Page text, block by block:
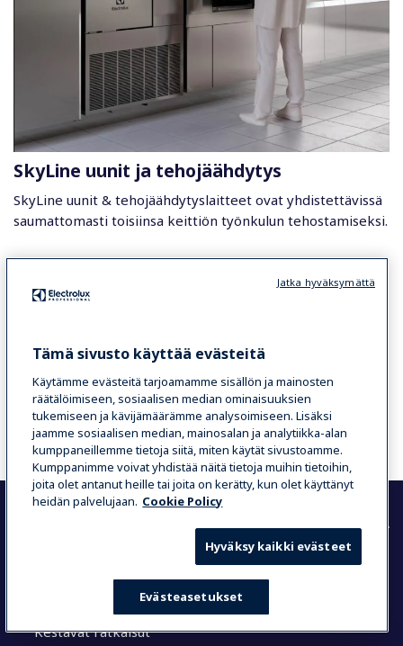
SkyLine uunit ja tehojäähdytys
SkyLine uunit & tehojäähdytyslaitteet ovat yhdistettävissä
saumattomasti toisiinsa keittiön työnkulun tehostamiseksi.
LUE LISÄÄ
Haluatko tietää lisää? Ota meihin
yhteyttä!
Kestävät ratkaisut
Tämä sivusto käyttää evästeitä
Käytämme evästeitä tarjoamamme sisällön ja mainosten
räätälöimiseen, sosiaalisen median ominaisuuksien
tukemiseen ja kävijämäärämme analysoimiseen. Lisäksi
jaamme sosiaalisen median, mainosalan ja analytiikka-alan
kumppaneillemme tietoja siitä, miten käytät sivustoamme.
Kumppanimme voivat yhdistää näitä tietoja muihin tietoihin,
joita olet antanut heille tai joita on kerätty, kun olet käyttänyt
heidän palvelujaan. Cookie Policy
Hyväksy kaikki evästeet
Evästeasetukset
Jatka hyväksymättä